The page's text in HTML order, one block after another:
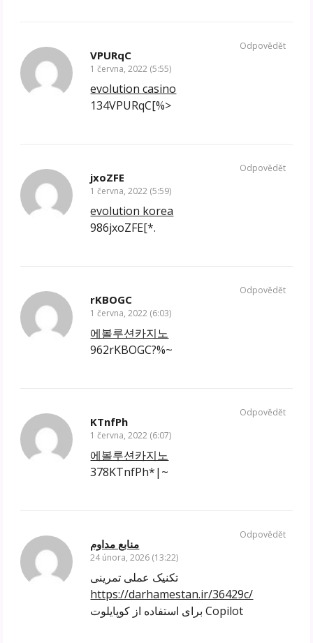
VPURqC
1 června, 2022 (5:55)
evolution casino
134VPURqC[%>
Odpovědět
jxoZFE
1 června, 2022 (5:59)
evolution korea
986jxoZFE[*.
Odpovědět
rKBOGC
1 června, 2022 (6:03)
에볼루션카지노
962rKBOGC?%~
Odpovědět
KTnfPh
1 června, 2022 (6:07)
에볼루션카지노
378KTnfPh*|~
Odpovědět
منابع مداوم
24 února, 2026 (13:22)
تکنیک عملی تمرینی
https://darhamestan.ir/36429c/
برای استفاده از کوپایلوت Copilot
Odpovědět